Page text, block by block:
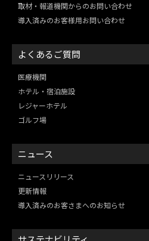
取材・報道機関からのお問い合わせ
導入済みのお客様用お問い合わせ
よくあるご質問
医療機関
ホテル・宿泊施設
レジャーホテル
ゴルフ場
ニュース
ニュースリリース
更新情報
導入済みのお客さまへのお知らせ